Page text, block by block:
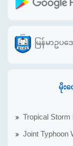
မြန်မာဥ
မိုး
Tropical Storm
Joint Typhoon